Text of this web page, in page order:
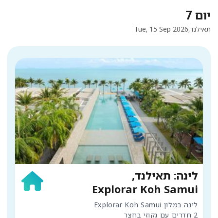
יום 7
Tue, 15 Sep 2026תאילנד,
לינה: תאילנד,
Explorar Koh Samui